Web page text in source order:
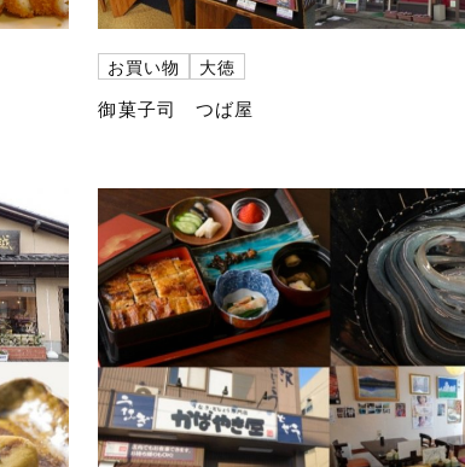
お買い物 大徳
御菓子司 つば屋